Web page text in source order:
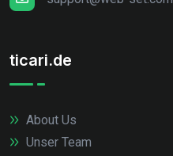
ticari.de
About Us
Unser Team